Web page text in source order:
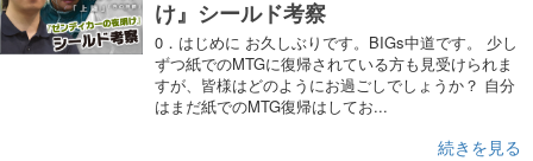
け』シールド考察
0．はじめに お久しぶりです。BIGs中道です。 少し
ずつ紙でのMTGに復帰されている方も見受けられま
すが、皆様はどのようにお過ごしでしょうか？ 自分
はまだ紙でのMTG復帰はしてお...
続きを見る